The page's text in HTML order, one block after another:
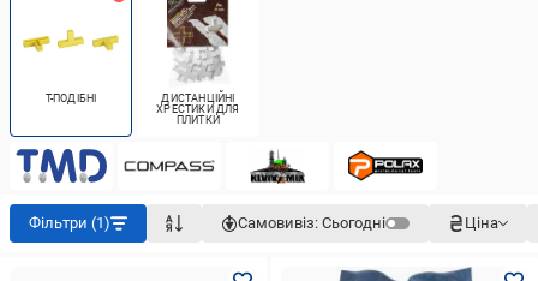
Т-ПОДІБНІ
ДИСТАНЦІЙНІ
ХРЕСТИКИ ДЛЯ
ПЛИТКИ
Фільтри (1) Самовивіз: Сьогодні Ціна